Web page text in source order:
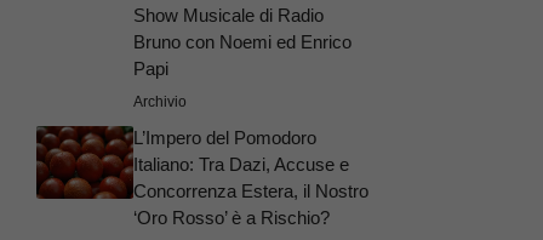
Show Musicale di Radio
Bruno con Noemi ed Enrico
Papi
Archivio
L’Impero del Pomodoro
Italiano: Tra Dazi, Accuse e
Concorrenza Estera, il Nostro
‘Oro Rosso’ è a Rischio?